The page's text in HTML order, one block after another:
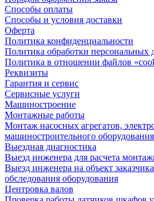
Способы оплаты
Способы и условия доставки
Оферта
Политика конфиденциальности
Политика обработки персональных
Политика в отношении файлов
Реквизиты
Гарантия и сервис
Сервисные услуги
Машиностроение
Монтажные работы
Монтаж насосных агрегатов,
машиностроительного оборудования
Выездная диагностика
Выезд инженера для расчета
Выезд инженера на объект
обследования оборудования
Центровка валов